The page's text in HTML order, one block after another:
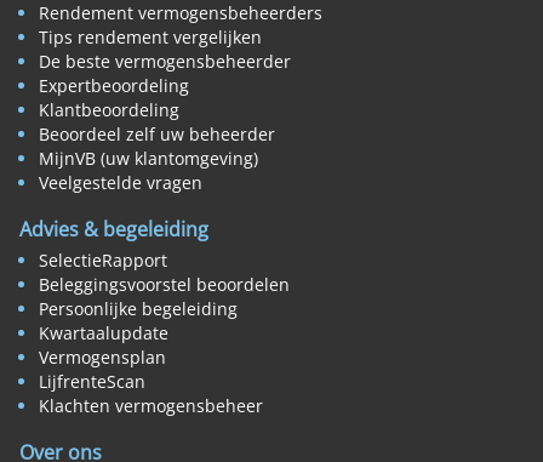
Rendement vermogensbeheerders
Tips rendement vergelijken
De beste vermogensbeheerder
Expertbeoordeling
Klantbeoordeling
Beoordeel zelf uw beheerder
MijnVB (uw klantomgeving)
Veelgestelde vragen
Advies & begeleiding
SelectieRapport
Beleggingsvoorstel beoordelen
Persoonlijke begeleiding
Kwartaalupdate
Vermogensplan
LijfrenteScan
Klachten vermogensbeheer
Over ons